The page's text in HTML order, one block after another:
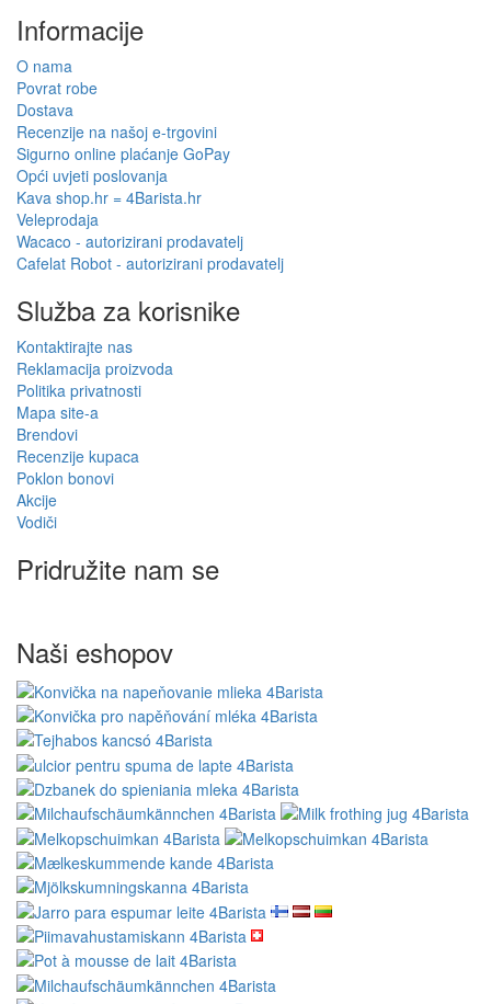
Informacije
O nama
Povrat robe
Dostava
Recenzije na našoj e-trgovini
Sigurno online plaćanje GoPay
Opći uvjeti poslovanja
Kava shop.hr = 4Barista.hr
Veleprodaja
Wacaco - autorizirani prodavatelj
Cafelat Robot - autorizirani prodavatelj
Služba za korisnike
Kontaktirajte nas
Reklamacija proizvoda
Politika privatnosti
Mapa site-a
Brendovi
Recenzije kupaca
Poklon bonovi
Akcije
Vodiči
Pridružite nam se
Naši eshopov